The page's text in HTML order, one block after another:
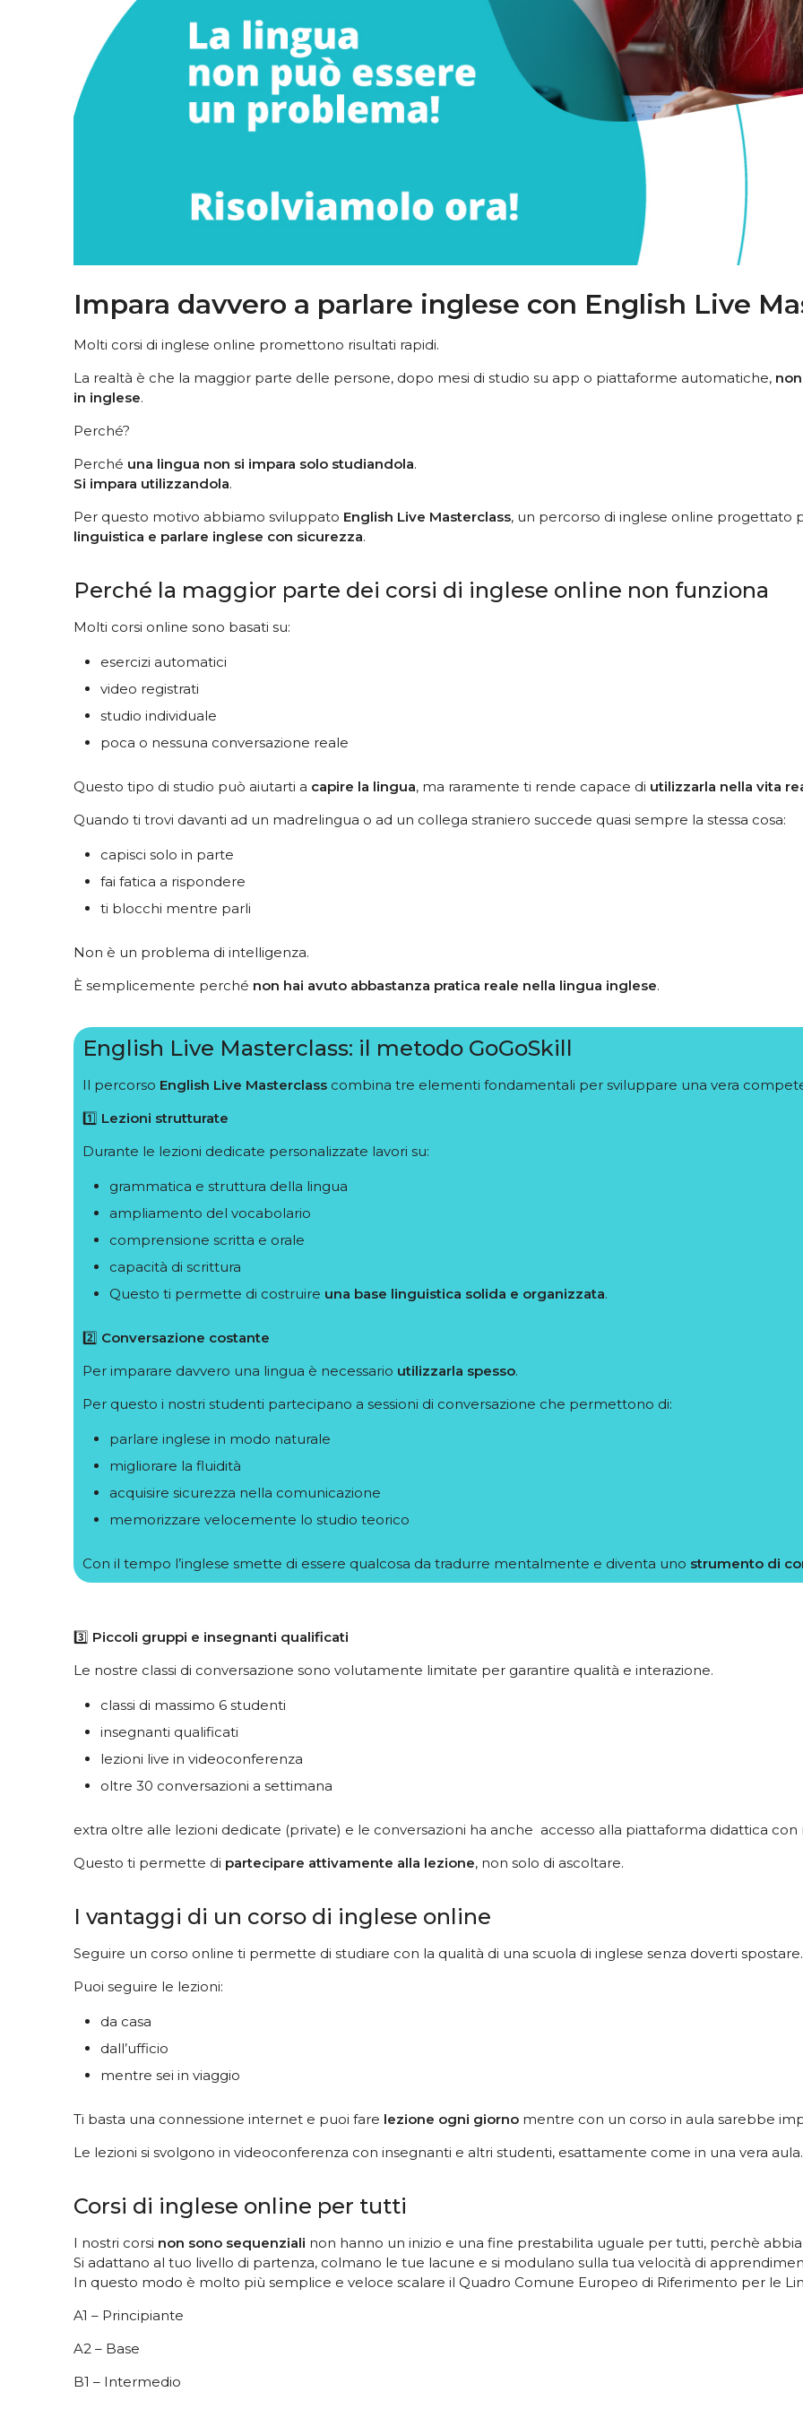
Impara davvero a parlare inglese con English Live
Molti corsi di inglese online promettono risultati rapidi.
La realtà è che la maggior parte delle persone, dopo mesi di studio su app o piattaforme automatiche,
in inglese.
Perché?
Perché una lingua non si impara solo studiandola.
Si impara utilizzandola.
Per questo motivo abbiamo sviluppato English Live Masterclass, un percorso di inglese online progettato
linguistica e parlare inglese con sicurezza.
Perché la maggior parte dei corsi di inglese online non funziona
Molti corsi online sono basati su:
esercizi automatici
video registrati
studio individuale
poca o nessuna conversazione reale
Questo tipo di studio può aiutarti a capire la lingua, ma raramente ti rende capace di utilizzarla nella vita
Quando ti trovi davanti ad un madrelingua o ad un collega straniero succede quasi sempre la stessa cosa:
capisci solo in parte
fai fatica a rispondere
ti blocchi mentre parli
Non è un problema di intelligenza.
È semplicemente perché non hai avuto abbastanza pratica reale nella lingua inglese.
English Live Masterclass: il metodo GoGoSkill
Il percorso English Live Masterclass combina tre elementi fondamentali per sviluppare una vera
1️⃣ Lezioni strutturate
Durante le lezioni dedicate personalizzate lavori su:
grammatica e struttura della lingua
ampliamento del vocabolario
comprensione scritta e orale
capacità di scrittura
Questo ti permette di costruire una base linguistica solida e organizzata.
2️⃣ Conversazione costante
Per imparare davvero una lingua è necessario utilizzarla spesso.
Per questo i nostri studenti partecipano a sessioni di conversazione che permettono di:
parlare inglese in modo naturale
migliorare la fluidità
acquisire sicurezza nella comunicazione
memorizzare velocemente lo studio teorico
Con il tempo l’inglese smette di essere qualcosa da tradurre mentalmente e diventa uno strumento di
3️⃣ Piccoli gruppi e insegnanti qualificati
Le nostre classi di conversazione sono volutamente limitate per garantire qualità e interazione.
classi di massimo 6 studenti
insegnanti qualificati
lezioni live in videoconferenza
oltre 30 conversazioni a settimana
extra oltre alle lezioni dedicate (private) e le conversazioni ha anche accesso alla piattaforma didattica
Questo ti permette di partecipare attivamente alla lezione, non solo di ascoltare.
I vantaggi di un corso di inglese online
Seguire un corso online ti permette di studiare con la qualità di una scuola di inglese senza doverti spostare.
Puoi seguire le lezioni:
da casa
dall’ufficio
mentre sei in viaggio
Ti basta una connessione internet e puoi fare lezione ogni giorno mentre con un corso in aula sarebbe
Le lezioni si svolgono in videoconferenza con insegnanti e altri studenti, esattamente come in una vera aula.
Corsi di inglese online per tutti
I nostri corsi non sono sequenziali non hanno un inizio e una fine prestabilita uguale per tutti, perchè
Si adattano al tuo livello di partenza, colmano le tue lacune e si modulano sulla tua velocità di
In questo modo è molto più semplice e veloce scalare il Quadro Comune Europeo di Riferimento per le
A1 – Principiante
A2 – Base
B1 – Intermedio